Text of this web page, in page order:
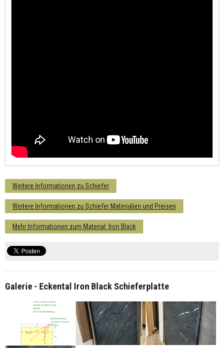
Weitere Informationen zu Schiefer
Weitere Informationen zu Schiefer Materialien und Preisen
Mehr Informationen zum Material: Iron Black
Galerie - Eckental Iron Black Schieferplatte